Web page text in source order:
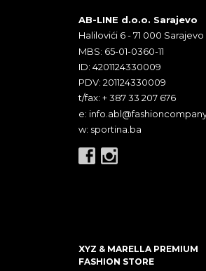
AB-LINE d.o.o. Sarajevo
Halilovići 6 - 71 000 Sarajevo
MBS: 65-01-0360-11
ID: 4201124330009
PDV: 201124330009
t/fax: + 387 33 207 676
e:
w: sportina.ba
XYZ & MARELLA PREMIUM
FASHION STORE